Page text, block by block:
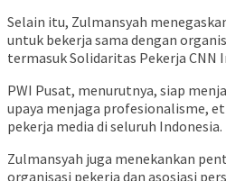
Selain itu, Zulmansyah
untuk bekerja sama dengan
termasuk Solidaritas Pekerja CNN
PWI Pusat, menurutnya, siap
upaya menjaga profesionalisme,
pekerja media di seluruh Indonesia.
Zulmansyah juga menekankan
organisasi pekerja dan asosiasi